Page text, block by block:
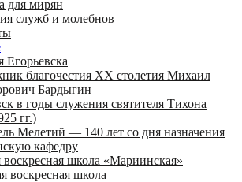
для мирян
служб и молебнов
Егорьевска
благочестия ХХ столетия Михаил
Бардыгин
в годы служения святителя Тихона
гг.)
Мелетий — 140 лет со дня назначения
кафедру
воскресная школа «Мариинская»
воскресная школа